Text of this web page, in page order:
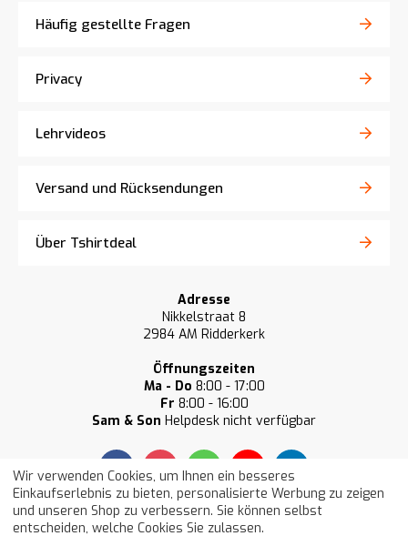
Häufig gestellte Fragen
Privacy
Lehrvideos
Versand und Rücksendungen
Über Tshirtdeal
Adresse
Nikkelstraat 8
2984 AM Ridderkerk
Öffnungszeiten
Ma - Do 8:00 - 17:00
Fr 8:00 - 16:00
Sam & Son Helpdesk nicht verfügbar
Unsere Kunden bewerten uns im
Wir verwenden Cookies, um Ihnen ein besseres
Einkaufserlebnis zu bieten, personalisierte Werbung zu zeigen
und unseren Shop zu verbessern. Sie können selbst
entscheiden, welche Cookies Sie zulassen.